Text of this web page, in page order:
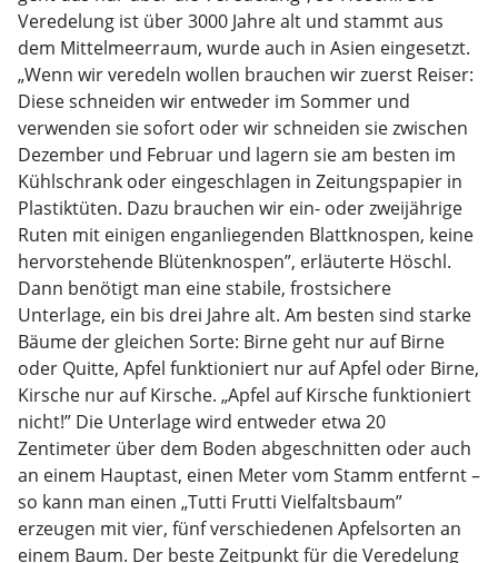
Veredelung ist über 3000 Jahre alt und stammt aus
dem Mittelmeerraum, wurde auch in Asien eingesetzt.
„Wenn wir veredeln wollen brauchen wir zuerst Reiser:
Diese schneiden wir entweder im Sommer und
verwenden sie sofort oder wir schneiden sie zwischen
Dezember und Februar und lagern sie am besten im
Kühlschrank oder eingeschlagen in Zeitungspapier in
Plastiktüten. Dazu brauchen wir ein- oder zweijährige
Ruten mit einigen enganliegenden Blattknospen, keine
hervorstehende Blütenknospen”, erläuterte Höschl.
Dann benötigt man eine stabile, frostsichere
Unterlage, ein bis drei Jahre alt. Am besten sind starke
Bäume der gleichen Sorte: Birne geht nur auf Birne
oder Quitte, Apfel funktioniert nur auf Apfel oder Birne,
Kirsche nur auf Kirsche. „Apfel auf Kirsche funktioniert
nicht!” Die Unterlage wird entweder etwa 20
Zentimeter über dem Boden abgeschnitten oder auch
an einem Hauptast, einen Meter vom Stamm entfernt –
so kann man einen „Tutti Frutti Vielfaltsbaum”
erzeugen mit vier, fünf verschiedenen Apfelsorten an
einem Baum. Der beste Zeitpunkt für die Veredelung